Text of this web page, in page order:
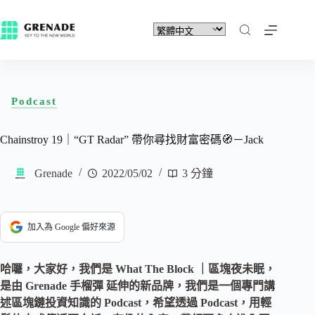
Podcast
Chainstroy 19｜“GT Radar” 帶你尋找財富密碼🧭－Jack
Grenade 2022/05/02 3 分鐘
加入為 Google 偏好來源
哈囉，大家好，我們是 What The Block ｜區塊夜未眠，
是由 Grenade 手榴彈 延伸的新品牌，我們是一個專門講
述區塊鏈投資知識的 Podcast，希望透過 Podcast，用輕